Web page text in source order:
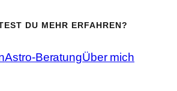
DU MEHR ERFAHREN?
Astro-BeratungÜber mich